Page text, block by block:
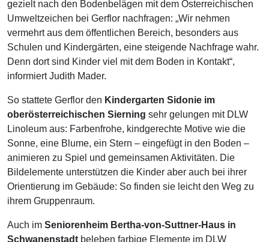
gezielt nach den Bodenbelägen mit dem Österreichischen
Umweltzeichen bei Gerflor nachfragen: „Wir nehmen
vermehrt aus dem öffentlichen Bereich, besonders aus
Schulen und Kindergärten, eine steigende Nachfrage wahr.
Denn dort sind Kinder viel mit dem Boden in Kontakt“,
informiert Judith Mader.
So stattete Gerflor den Kindergarten Sidonie im
oberösterreichischen Sierning sehr gelungen mit DLW
Linoleum aus: Farbenfrohe, kindgerechte Motive wie die
Sonne, eine Blume, ein Stern – eingefügt in den Boden –
animieren zu Spiel und gemeinsamen Aktivitäten. Die
Bildelemente unterstützen die Kinder aber auch bei ihrer
Orientierung im Gebäude: So finden sie leicht den Weg zu
ihrem Gruppenraum.
Auch im Seniorenheim Bertha-von-Suttner-Haus in
Schwanenstadt beleben farbige Elemente im DLW